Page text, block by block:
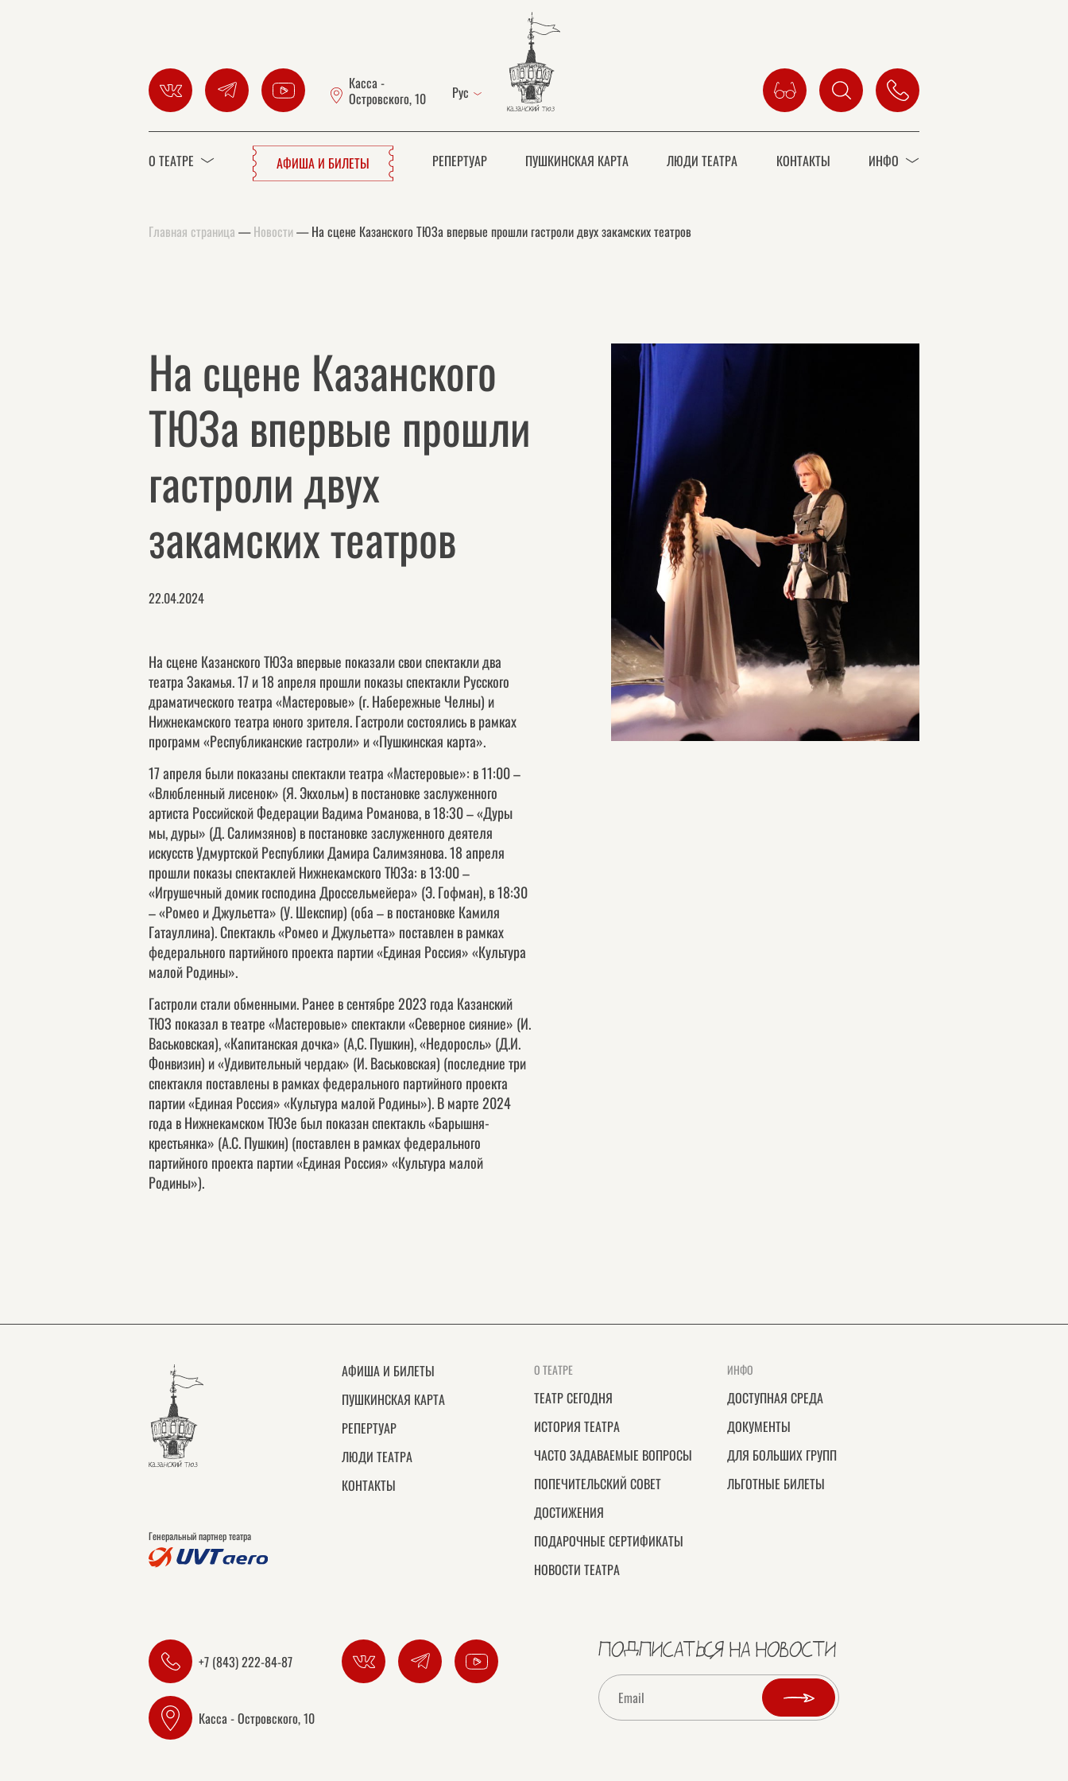
Касса -
Островского, 10
Рус
О ТЕАТРЕ АФИША И БИЛЕТЫ РЕПЕРТУАР ПУШКИНСКАЯ КАРТА ЛЮДИ ТЕАТРА КОНТАКТЫ ИНФО
Главная страница —Новости —На сцене Казанского ТЮЗа впервые прошли гастроли двух закамских театров
На сцене Казанского
ТЮЗа впервые прошли
гастроли двух
закамских театров
22.04.2024
На сцене Казанского ТЮЗа впервые показали свои спектакли два
театра Закамья. 17 и 18 апреля прошли показы спектакли Русского
драматического театра «Мастеровые» (г. Набережные Челны) и
Нижнекамского театра юного зрителя. Гастроли состоялись в рамках
программ «Республиканские гастроли» и «Пушкинская карта».
17 апреля были показаны спектакли театра «Мастеровые»: в 11:00 –
«Влюбленный лисенок» (Я. Экхольм) в постановке заслуженного
артиста Российской Федерации Вадима Романова, в 18:30 – «Дуры
мы, дуры» (Д. Салимзянов) в постановке заслуженного деятеля
искусств Удмуртской Республики Дамира Салимзянова. 18 апреля
прошли показы спектаклей Нижнекамского ТЮЗа: в 13:00 –
«Игрушечный домик господина Дроссельмейера» (Э. Гофман), в 18:30
– «Ромео и Джульетта» (У. Шекспир) (оба – в постановке Камиля
Гатауллина). Спектакль «Ромео и Джульетта» поставлен в рамках
федерального партийного проекта партии «Единая Россия» «Культура
малой Родины».
Гастроли стали обменными. Ранее в сентябре 2023 года Казанский
ТЮЗ показал в театре «Мастеровые» спектакли «Северное сияние» (И.
Васьковская), «Капитанская дочка» (А,С. Пушкин), «Недоросль» (Д.И.
Фонвизин) и «Удивительный чердак» (И. Васьковская) (последние три
спектакля поставлены в рамках федерального партийного проекта
партии «Единая Россия» «Культура малой Родины»). В марте 2024
года в Нижнекамском ТЮЗе был показан спектакль «Барышня-
крестьянка» (А.С. Пушкин) (поставлен в рамках федерального
партийного проекта партии «Единая Россия» «Культура малой
Родины»).
Генеральный партнер театра
АФИША И БИЛЕТЫ
ПУШКИНСКАЯ КАРТА
РЕПЕРТУАР
ЛЮДИ ТЕАТРА
КОНТАКТЫ
О ТЕАТРЕ
ТЕАТР СЕГОДНЯ
ИСТОРИЯ ТЕАТРА
ЧАСТО ЗАДАВАЕМЫЕ ВОПРОСЫ
ПОПЕЧИТЕЛЬСКИЙ СОВЕТ
ДОСТИЖЕНИЯ
ПОДАРОЧНЫЕ СЕРТИФИКАТЫ
НОВОСТИ ТЕАТРА
ИНФО
ДОСТУПНАЯ СРЕДА
ДОКУМЕНТЫ
ДЛЯ БОЛЬШИХ ГРУПП
ЛЬГОТНЫЕ БИЛЕТЫ
+7 (843) 222-84-87
Касса - Островского, 10
ПОДПИСАТЬСЯ НА НОВОСТИ